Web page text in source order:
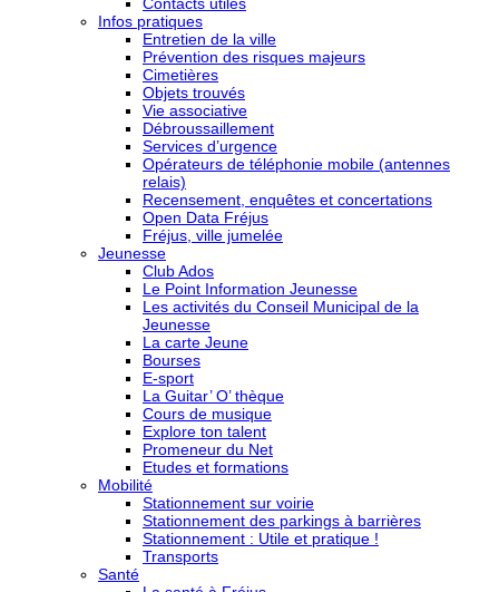
Infos pratiques
Entretien de la ville
Prévention des risques majeurs
Cimetières
Objets trouvés
Vie associative
Débroussaillement
Services d’urgence
Opérateurs de téléphonie mobile (antennes
relais)
Recensement, enquêtes et concertations
Open Data Fréjus
Fréjus, ville jumelée
Jeunesse
Club Ados
Le Point Information Jeunesse
Les activités du Conseil Municipal de la
Jeunesse
La carte Jeune
Bourses
E-sport
La Guitar’ O’ thèque
Cours de musique
Explore ton talent
Promeneur du Net
Etudes et formations
Mobilité
Stationnement sur voirie
Stationnement des parkings à barrières
Stationnement : Utile et pratique !
Transports
Santé